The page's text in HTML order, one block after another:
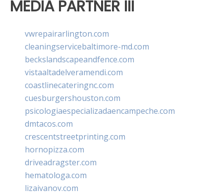
MEDIA PARTNER III
vwrepairarlington.com
cleaningservicebaltimore-md.com
beckslandscapeandfence.com
vistaaltadelveramendi.com
coastlinecateringnc.com
cuesburgershouston.com
psicologiaespecializadaencampeche.com
dmtacos.com
crescentstreetprinting.com
hornopizza.com
driveadragster.com
hematologa.com
lizaivanov.com